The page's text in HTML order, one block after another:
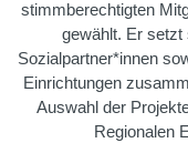
stimmberechtigten
gewählt. Er setzt
Sozialpartner*innen
Einrichtungen
Auswahl der
Regionalen